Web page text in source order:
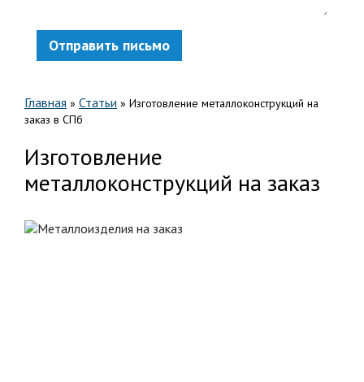
Отправить письмо
Главная » Статьи » Изготовление металлоконструкций на
заказ в СПб
Изготовление
металлоконструкций на заказ